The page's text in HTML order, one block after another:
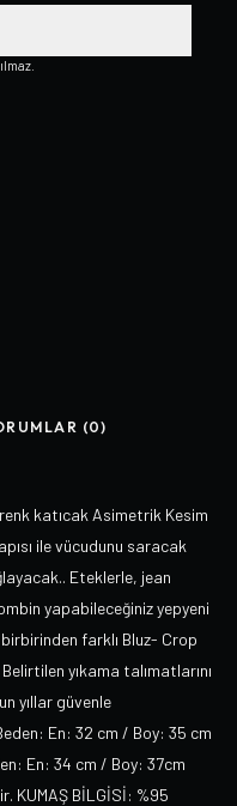
(0)
renk katıcak Asimetrik Kesim
ile vücudunu saracak
Eteklerle, jean
yapabileceğiniz yepyeni
farklı Bluz- Crop
yıkama talımatlarını
yıllar güvenle
En: 32 cm / Boy: 35 cm
En: 34 cm / Boy: 37cm
KUMAŞ BİLGİSİ: %95